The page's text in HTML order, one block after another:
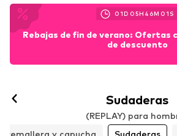
01D 05H 45M 59 S
Rebajas de fin de verano: Ofertas
de descuento
Sudaderas
(REPLAY) para
y capucha
Sudaderas